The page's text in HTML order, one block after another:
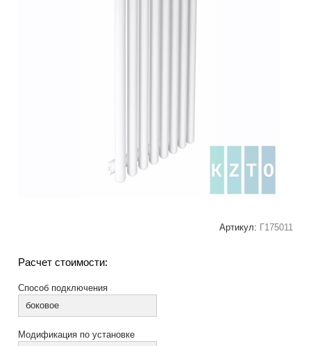
Артикул: Г175011
Расчет стоимости:
Способ подключения
боковое
Модификация по установке